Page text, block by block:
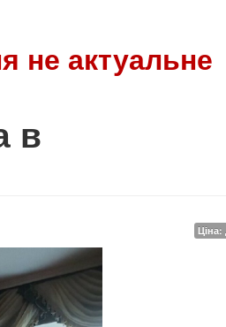
не актуальне
в
Ціна: